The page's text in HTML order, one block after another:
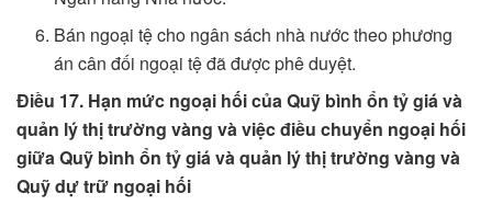
Bán ngoại tệ cho ngân sách nhà nước theo phương
án cân đối ngoại tệ đã được phê duyệt.
Điều 17. Hạn mức ngoại hối của Quỹ bình ổn tỷ giá và
quản lý thị trường vàng và việc điều chuyển ngoại hối
giữa Quỹ bình ổn tỷ giá và quản lý thị trường vàng và
Quỹ dự trữ ngoại hối